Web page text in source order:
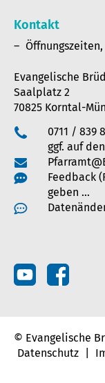
Kontakt
Evangelische
Saalplatz 2
70825 Korntal-
0711 / 839
ggf. auf
Feedback
geben …
© Evangelische
Datenschutz